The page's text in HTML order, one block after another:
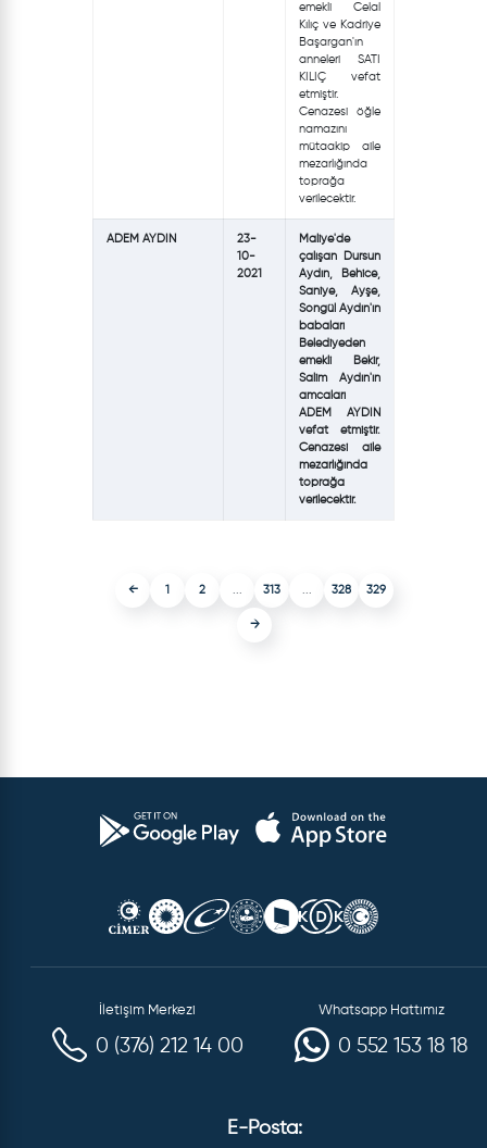
emekli Celal
Kılıç ve Kadriye
Başargan'ın
anneleri SATI
KILIÇ vefat
etmiştir.
Cenazesi öğle
namazını
mütaakip aile
mezarlığında
toprağa
verilecektir.
ADEM AYDIN
23-
10-
2021
Maliye'de
çalışan Dursun
Aydın, Behice,
Saniye, Ayşe,
Songül Aydın'ın
babaları
Belediyeden
emekli Bekir,
Salim Aydın'ın
amcaları
ADEM AYDIN
vefat etmiştir.
Cenazesi aile
mezarlığında
toprağa
verilecektir.
← 1 2 313 328 329
→
İletişim Merkezi
0 (376) 212 14 00
Whatsapp Hattımız
0 552 153 18 18
E-Posta: